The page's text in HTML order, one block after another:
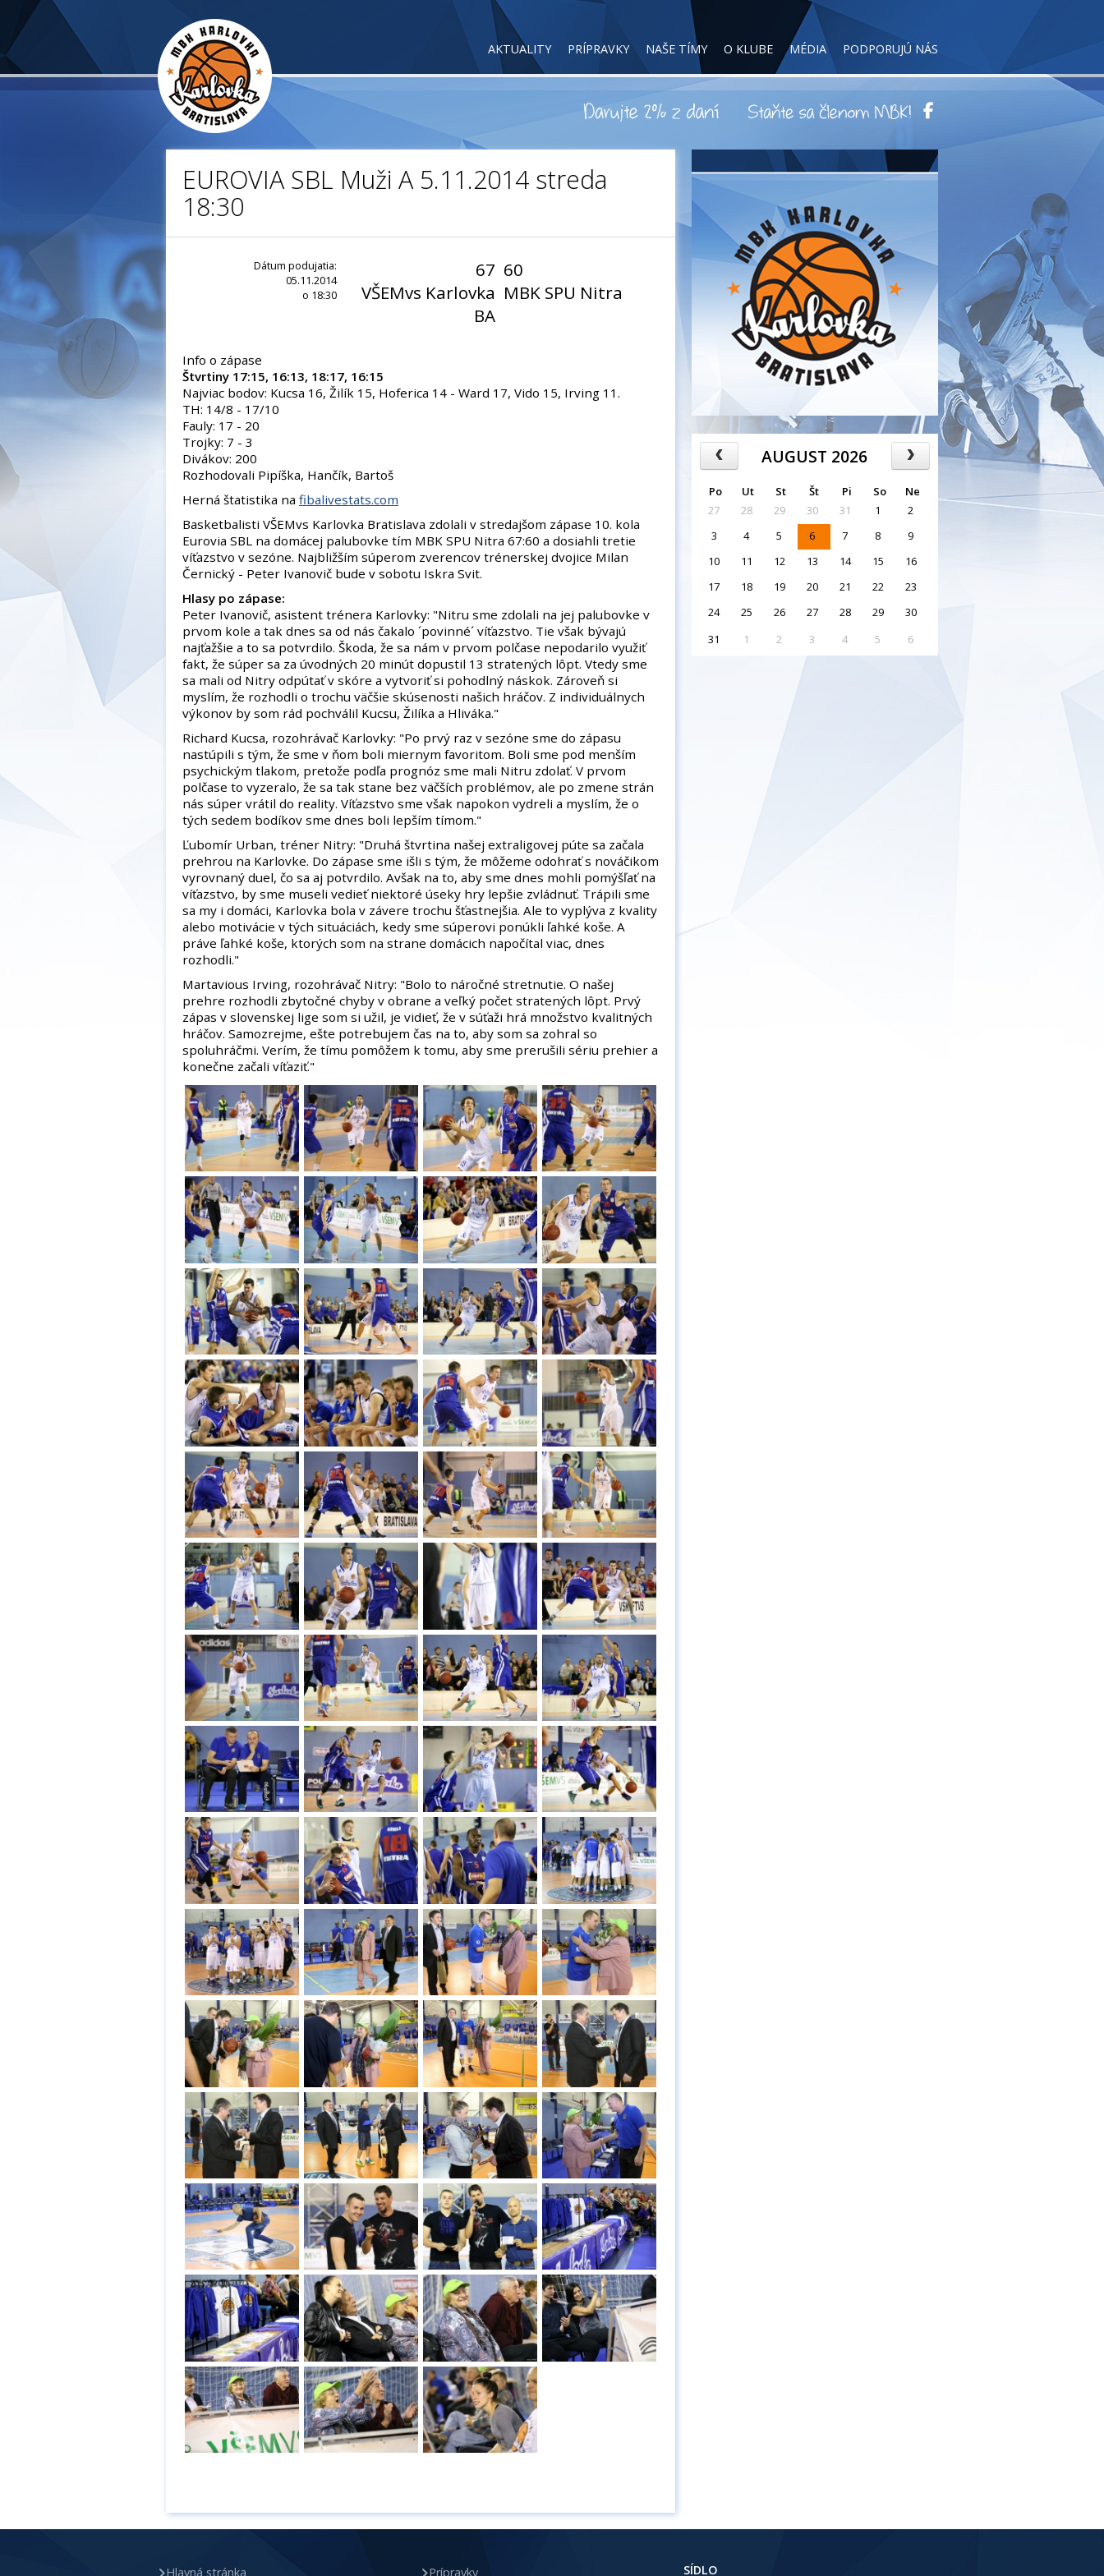
AKTUALITY PRÍPRAVKY NAŠE TÍMY O KLUBE MÉDIA PODPORUJÚ NÁS
EUROVIA SBL Muži A 5.11.2014 streda
18:30
Dátum podujatia:
05.11.2014
o 18:30
67
VŠEMvs Karlovka
BA
60
MBK SPU Nitra
Info o zápase
Štvrtiny 17:15, 16:13, 18:17, 16:15
Najviac bodov: Kucsa 16, Žilík 15, Hoferica 14 - Ward 17, Vido 15, Irving 11.
TH: 14/8 - 17/10
Fauly: 17 - 20
Trojky: 7 - 3
Divákov: 200
Rozhodovali Pipíška, Hančík, Bartoš
Herná štatistika na fibalivestats.com
Basketbalisti VŠEMvs Karlovka Bratislava zdolali v stredajšom zápase 10. kola
Eurovia SBL na domácej palubovke tím MBK SPU Nitra 67:60 a dosiahli tretie
víťazstvo v sezóne. Najbližším súperom zverencov trénerskej dvojice Milan
Černický - Peter Ivanovič bude v sobotu Iskra Svit.
Hlasy po zápase:
Peter Ivanovič, asistent trénera Karlovky: "Nitru sme zdolali na jej palubovke v
prvom kole a tak dnes sa od nás čakalo ´povinné´ víťazstvo. Tie však bývajú
najťažšie a to sa potvrdilo. Škoda, že sa nám v prvom polčase nepodarilo využiť
fakt, že súper sa za úvodných 20 minút dopustil 13 stratených lôpt. Vtedy sme
sa mali od Nitry odpútať v skóre a vytvoriť si pohodlný náskok. Zároveň si
myslím, že rozhodli o trochu väčšie skúsenosti našich hráčov. Z individuálnych
výkonov by som rád pochválil Kucsu, Žilíka a Hliváka."
Richard Kucsa, rozohrávač Karlovky: "Po prvý raz v sezóne sme do zápasu
nastúpili s tým, že sme v ňom boli miernym favoritom. Boli sme pod menším
psychickým tlakom, pretože podľa prognóz sme mali Nitru zdolať. V prvom
polčase to vyzeralo, že sa tak stane bez väčších problémov, ale po zmene strán
nás súper vrátil do reality. Víťazstvo sme však napokon vydreli a myslím, že o
tých sedem bodíkov sme dnes boli lepším tímom."
Ľubomír Urban, tréner Nitry: "Druhá štvrtina našej extraligovej púte sa začala
prehrou na Karlovke. Do zápase sme išli s tým, že môžeme odohrať s nováčikom
vyrovnaný duel, čo sa aj potvrdilo. Avšak na to, aby sme dnes mohli pomýšľať na
víťazstvo, by sme museli vedieť niektoré úseky hry lepšie zvládnuť. Trápili sme
sa my i domáci, Karlovka bola v závere trochu šťastnejšia. Ale to vyplýva z kvality
alebo motivácie v tých situáciách, kedy sme súperovi ponúkli ľahké koše. A
práve ľahké koše, ktorých som na strane domácich napočítal viac, dnes
rozhodli."
Martavious Irving, rozohrávač Nitry: "Bolo to náročné stretnutie. O našej
prehre rozhodli zbytočné chyby v obrane a veľký počet stratených lôpt. Prvý
zápas v slovenskej lige som si užil, je vidieť, že v súťaži hrá množstvo kvalitných
hráčov. Samozrejme, ešte potrebujem čas na to, aby som sa zohral so
spoluhráčmi. Verím, že tímu pomôžem k tomu, aby sme prerušili sériu prehier a
konečne začali víťaziť."
AUGUST 2026
Po Ut St Št Pi So
Ne
27
28 29 30 31 1
2
3
4 5 6 7 8
9
10
11 12 13 14 15
16
17
18 19 20 21 22
23
24
25 26 27 28 29
30
31
1 2 3 4 5 6
Hlavná stránka Prípravky SÍDLO